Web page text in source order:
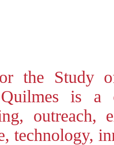
the Study
is a
outreach,
technology,